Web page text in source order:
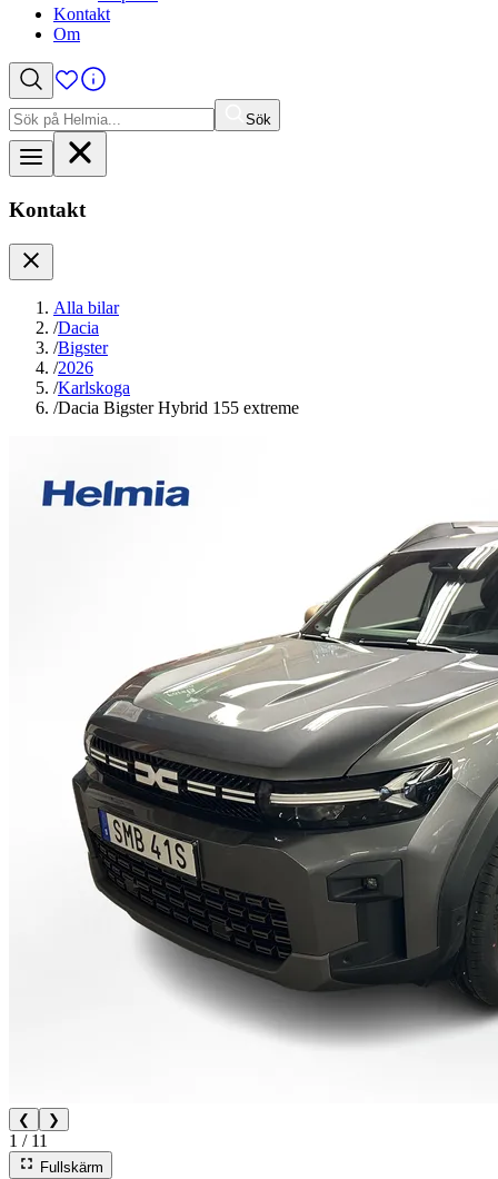
Kontakt
Om
Sök
efter:
Sök
Kontakt
Alla bilar
/Dacia
/Bigster
/2026
/Karlskoga
/Dacia Bigster Hybrid 155 extreme
❮ ❯
1 / 11
Fullskärm